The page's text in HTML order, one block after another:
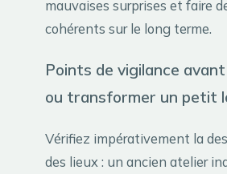
mauvaises surprises et faire
cohérents sur le long terme.
Points de vigilance
ou transformer un petit
Vérifiez impérativement la
des lieux : un ancien atelier